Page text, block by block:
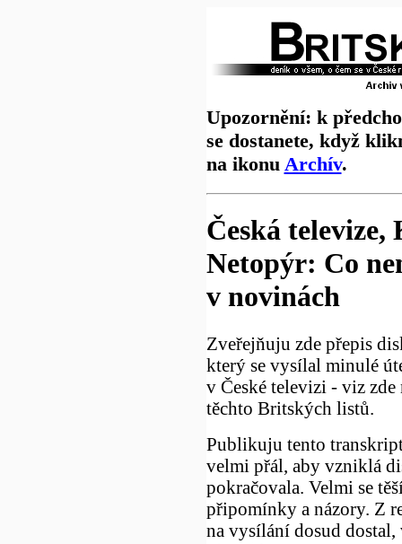
Upozornění: k
se dostanete, když
na ikonu Archív.
Česká televize,
Netopýr: Co
v novinách
Zveřejňuju zde přepis
který se vysílal minulé
v České televizi - viz
těchto Britských listů.
Publikuju tento
velmi přál, aby vzniklá
pokračovala. Velmi se
připomínky a názory. Z
na vysílání dosud